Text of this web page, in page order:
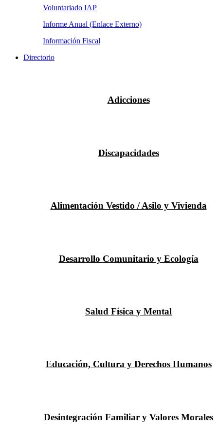
Voluntariado IAP
Informe Anual (Enlace Externo)
Información Fiscal
Directorio
Adicciones
Discapacidades
Alimentación Vestido / Asilo y Vivienda
Desarrollo Comunitario y Ecología
Salud Física y Mental
Educación, Cultura y Derechos Humanos
Desintegración Familiar y Valores Morales